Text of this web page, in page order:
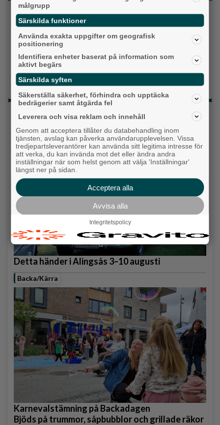
Topp tre denna veckan
Milstolpen: Ny tunnel är på plats under
järnvägen
Detta händer i Alingsås 3–10 augusti
Gatuköksklassiker blev succé – nu växlar
Ånga upp
Senaste artiklarna
Alingsås
Detta händer i Alingsås 3–10 augusti
Backa/Kärra
Karnevalstämning på Backadagen
Bjöds på trummor, såpbubblor och grillade räkor
målgrupp
Särskilda funktioner
Använda exakta uppgifter om geografisk
positionering
Identifiera enheter baserat på information som
aktivt begärs
Särskilda syften
Säkerställa säkerhet, förhindra och upptäcka
bedrägerier samt åtgärda fel
Leverera och visa reklam och innehåll
Genom att acceptera tillåter du databehandling inom
tjänsten, avslag kan påverka användarupplevelsen. Vissa
tredjepartsleverantörer kan använda sitt legitima intresse för
att verka, du kan invända mot det eller ändra andra
inställningar när som helst genom att välja 'Inställningar'
längst ner på sidan.
Acceptera alla
Avvisa alla
Integritetspolicy